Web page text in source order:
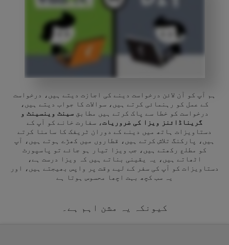
ہم آپ کو آن لائن درخواست دینے کی اجازت دیتے ہیں، درخواست
کے عمل کو رہنمائی کرتے ہیں، سوالات کا جواب دیتے ہیں،
درخواست کو خطا سے پاک کرتے ہیں مطابق سینٹ وینسینٹ و
گریناڈائنز ویزا کی ضروریات، سفارت خانے کو آپ کے
دستاویزات ہاتھ میں دینے کے دوران ٹریفک کا سامنا کرتے
ہیں، پارکنگ تلاش کرتے ہیں، قطاروں میں کھڑے ہوتے ہیں، آپ
کو مطلع رکھتے ہیں، جب ویزا تیار ہو جائے تو پاسپورٹ
اٹھاتے ہیں، یہ یقینی بناتے ہیں کہ ویزا درست ہے،
دستاویزات کو آپ کی سفر کے لیے وقت پر واپس بھیجتے ہیں، اور
یہ سب کچھ بہت اچھا محسوس ہوتا ہے
کیونکہ یہ مشن اہم ہے۔